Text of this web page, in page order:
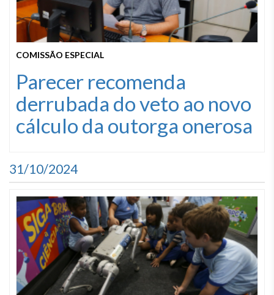
COMISSÃO ESPECIAL
Parecer recomenda
derrubada do veto ao novo
cálculo da outorga onerosa
31/10/2024